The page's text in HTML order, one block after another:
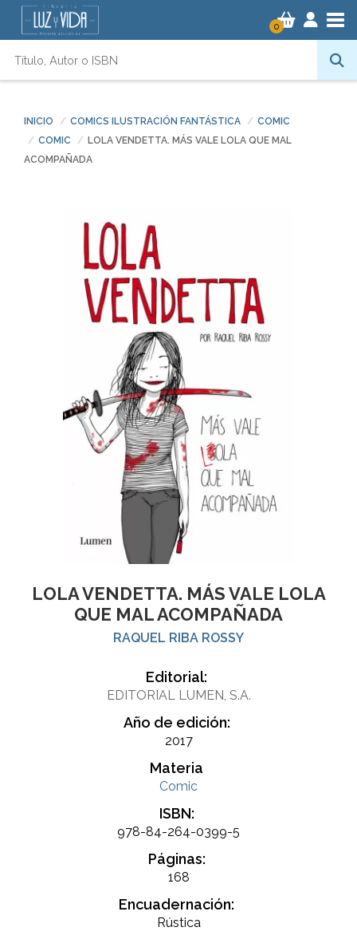
0
INICIO COMICS ILUSTRACIÓN FANTÁSTICA
COMIC
COMIC
LOLA VENDETTA. MÁS VALE LOLA QUE MAL
ACOMPAÑADA
LOLA VENDETTA. MÁS VALE LOLA
QUE MAL ACOMPAÑADA
RAQUEL RIBA ROSSY
Editorial:
EDITORIAL LUMEN, S.A.
Año de edición:
2017
Materia
Comic
ISBN:
978-84-264-0399-5
Páginas:
168
Encuadernación:
Rústica